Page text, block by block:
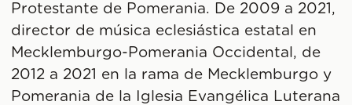
Protestante de Pomerania. De 2009 a 2021,
director de música eclesiástica estatal en
Mecklemburgo-Pomerania Occidental, de
2012 a 2021 en la rama de Mecklemburgo y
Pomerania de la Iglesia Evangélica Luterana